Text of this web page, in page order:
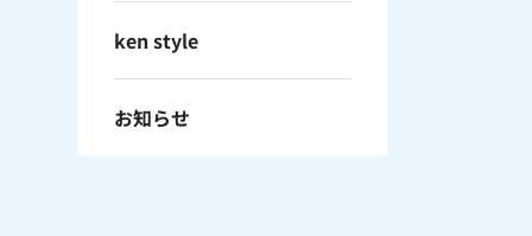
ken style
お知らせ